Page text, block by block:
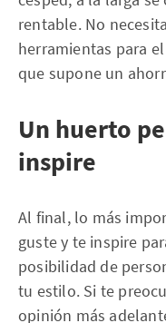
rentable. No
herramientas para
que supone un
Un huerto
inspire
Al final, lo más
guste y te inspire
posibilidad de
tu estilo. Si te
opinión más